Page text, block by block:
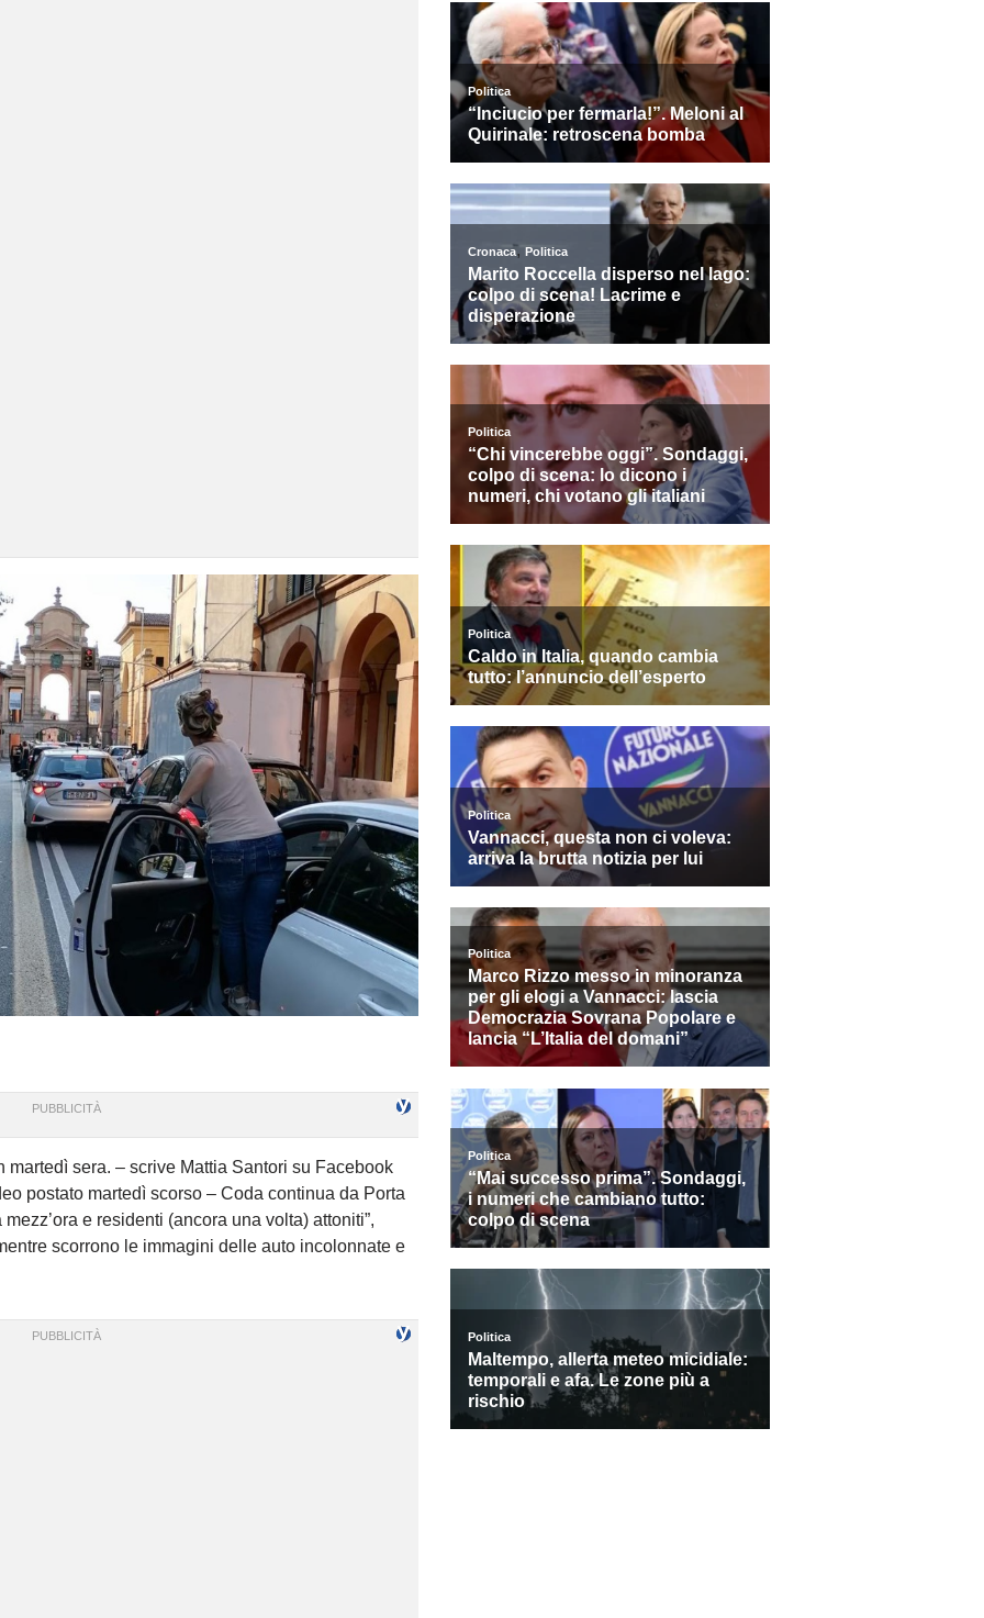
martedì sera. – scrive Mattia Santori su Facebook
postato martedì scorso – Coda continua da Porta
e residenti (ancora una volta) attoniti”,
scorrono le immagini delle auto incolonnate e